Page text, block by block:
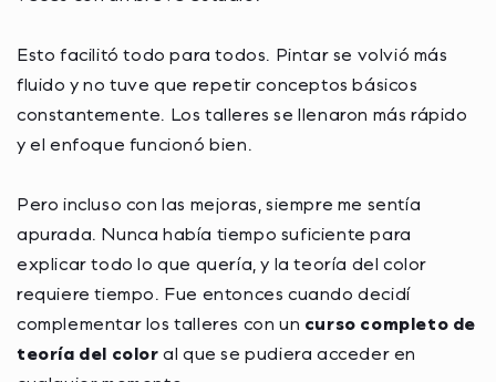
Esto facilitó todo para todos. Pintar se volvió más
fluido y no tuve que repetir conceptos básicos
constantemente. Los talleres se llenaron más rápido
y el enfoque funcionó bien.
Pero incluso con las mejoras, siempre me sentía
apurada. Nunca había tiempo suficiente para
explicar todo lo que quería, y la teoría del color
requiere tiempo. Fue entonces cuando decidí
complementar los talleres con un curso completo de
teoría del color al que se pudiera acceder en